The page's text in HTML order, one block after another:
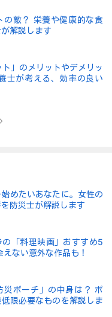
の敵？ 栄養や健康的な食
解説します
ト」のメリットやデメリッ
士が考える、効率の良い
めたいあなたに。女性の
防災士が解説します
「料理映画」おすすめ5
ない意外な作品も！
災ポーチ」の中身は？ ポ
限必要なものを解説しま